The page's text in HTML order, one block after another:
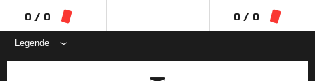
0 / 0 0 / 0
Legende
ANZEIGE